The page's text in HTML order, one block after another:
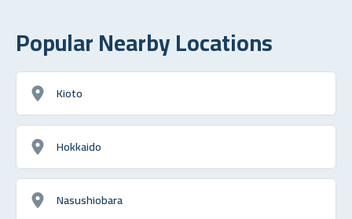
Popular Nearby Locations
Kioto
Hokkaido
Nasushiobara